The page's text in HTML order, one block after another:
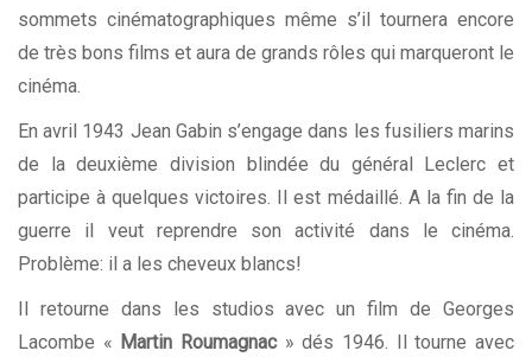
sommets cinématographiques même s’il tournera encore
de très bons films et aura de grands rôles qui marqueront le
cinéma.
En avril 1943 Jean Gabin s’engage dans les fusiliers marins
de la deuxième division blindée du général Leclerc et
participe à quelques victoires. Il est médaillé. A la fin de la
guerre il veut reprendre son activité dans le cinéma.
Problème: il a les cheveux blancs!
Il retourne dans les studios avec un film de Georges
Lacombe « Martin Roumagnac» dés 1946. Il tourne avec